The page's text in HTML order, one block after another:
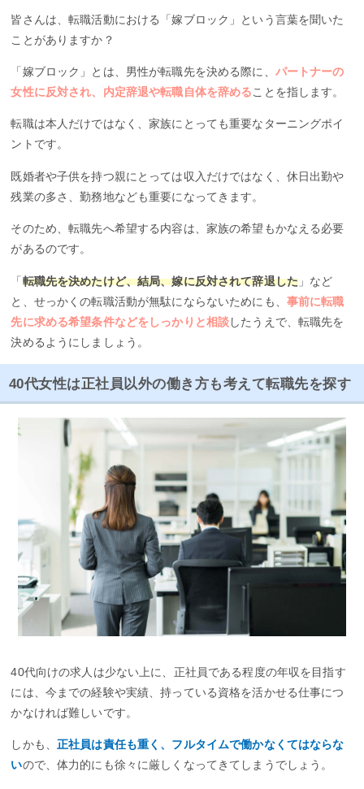
皆さんは、転職活動における「嫁ブロック」という言葉を聞いた
ことがありますか？
「嫁ブロック」とは、男性が転職先を決める際に、 パートナーの
女性に反対され、内定辞退や転職自体を辞めることを指します。
転職は本人だけではなく、家族にとっても重要なターニングポイ
ントです。
既婚者や子供を持つ親にとっては収入だけではなく、休日出勤や
残業の多さ、勤務地なども重要になってきます。
そのため、転職先へ希望する内容は、家族の希望もかなえる必要
があるのです。
「転職先を決めたけど、結局、嫁に反対されて辞退した 」など
と、せっかくの転職活動が無駄にならないためにも、 事前に転職
先に求める希望条件などをしっかりと相談したうえで、転職先を
決めるようにしましょう。
40代女性は正社員以外の働き方も考えて転職先を探す
40代向けの求人は少ない上に、正社員である程度の年収を目指す
には、今までの経験や実績、持っている資格を活かせる仕事につ
かなければ難しいです。
しかも、正社員は責任も重く、フルタイムで働かなくてはならな
いので、体力的にも徐々に厳しくなってきてしまうでしょう。